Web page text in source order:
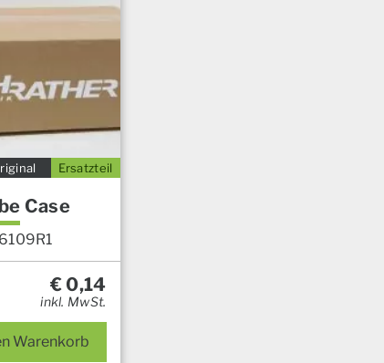
Ersatzteil
Case
€ 0,14
inkl. MwSt.
Warenkorb